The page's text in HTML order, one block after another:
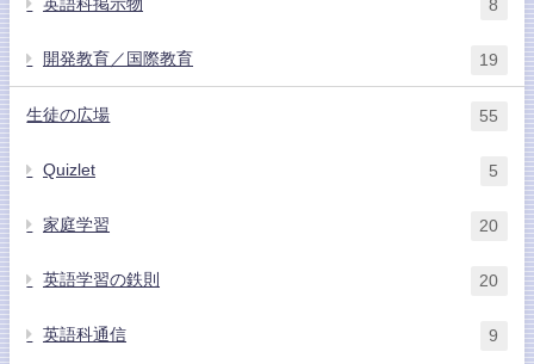
8
開発教育／国際教育 19
生徒の広場 55
Quizlet 5
家庭学習 20
英語学習の鉄則 20
英語科通信 9